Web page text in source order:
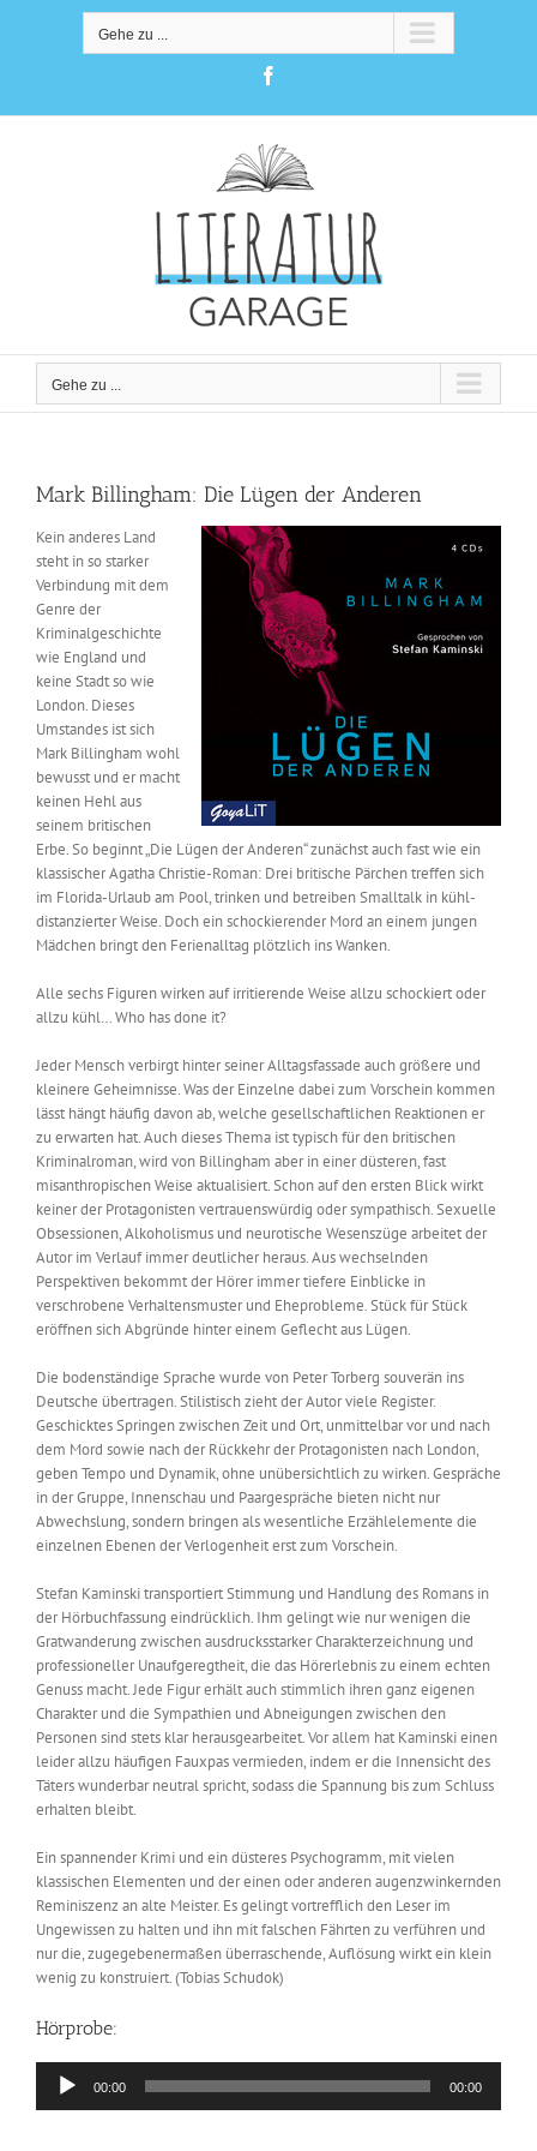
Gehe zu ...
Gehe zu ...
Mark Billingham: Die Lügen der Anderen
Kein anderes Land
steht in so starker
Verbindung mit dem
Genre der
Kriminalgeschichte
wie England und
keine Stadt so wie
London. Dieses
Umstandes ist sich
Mark Billingham wohl
bewusst und er macht
keinen Hehl aus
seinem britischen
Erbe. So beginnt „Die Lügen der Anderen“ zunächst auch fast wie ein
klassischer Agatha Christie-Roman: Drei britische Pärchen treffen sich
im Florida-Urlaub am Pool, trinken und betreiben Smalltalk in kühl-
distanzierter Weise. Doch ein schockierender Mord an einem jungen
Mädchen bringt den Ferienalltag plötzlich ins Wanken.
Alle sechs Figuren wirken auf irritierende Weise allzu schockiert oder
allzu kühl… Who has done it?
Jeder Mensch verbirgt hinter seiner Alltagsfassade auch größere und
kleinere Geheimnisse. Was der Einzelne dabei zum Vorschein kommen
lässt hängt häufig davon ab, welche gesellschaftlichen Reaktionen er
zu erwarten hat. Auch dieses Thema ist typisch für den britischen
Kriminalroman, wird von Billingham aber in einer düsteren, fast
misanthropischen Weise aktualisiert. Schon auf den ersten Blick wirkt
keiner der Protagonisten vertrauenswürdig oder sympathisch. Sexuelle
Obsessionen, Alkoholismus und neurotische Wesenszüge arbeitet der
Autor im Verlauf immer deutlicher heraus. Aus wechselnden
Perspektiven bekommt der Hörer immer tiefere Einblicke in
verschrobene Verhaltensmuster und Eheprobleme. Stück für Stück
eröffnen sich Abgründe hinter einem Geflecht aus Lügen.
Die bodenständige Sprache wurde von Peter Torberg souverän ins
Deutsche übertragen. Stilistisch zieht der Autor viele Register.
Geschicktes Springen zwischen Zeit und Ort, unmittelbar vor und nach
dem Mord sowie nach der Rückkehr der Protagonisten nach London,
geben Tempo und Dynamik, ohne unübersichtlich zu wirken. Gespräche
in der Gruppe, Innenschau und Paargespräche bieten nicht nur
Abwechslung, sondern bringen als wesentliche Erzählelemente die
einzelnen Ebenen der Verlogenheit erst zum Vorschein.
Stefan Kaminski transportiert Stimmung und Handlung des Romans in
der Hörbuchfassung eindrücklich. Ihm gelingt wie nur wenigen die
Gratwanderung zwischen ausdrucksstarker Charakterzeichnung und
professioneller Unaufgeregtheit, die das Hörerlebnis zu einem echten
Genuss macht. Jede Figur erhält auch stimmlich ihren ganz eigenen
Charakter und die Sympathien und Abneigungen zwischen den
Personen sind stets klar herausgearbeitet. Vor allem hat Kaminski einen
leider allzu häufigen Fauxpas vermieden, indem er die Innensicht des
Täters wunderbar neutral spricht, sodass die Spannung bis zum Schluss
erhalten bleibt.
Ein spannender Krimi und ein düsteres Psychogramm, mit vielen
klassischen Elementen und der einen oder anderen augenzwinkernden
Reminiszenz an alte Meister. Es gelingt vortrefflich den Leser im
Ungewissen zu halten und ihn mit falschen Fährten zu verführen und
nur die, zugegebenermaßen überraschende, Auflösung wirkt ein klein
wenig zu konstruiert. (Tobias Schudok)
Hörprobe:
Audio-
Player
00:00 00:00